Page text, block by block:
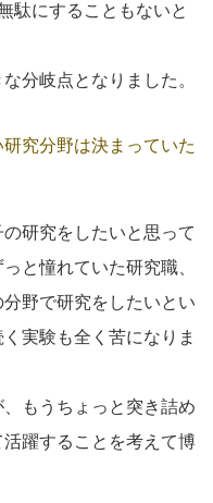
駄にすることもないと
分岐点となりました。
究分野は決まっていた
研究をしたいと思って
と憧れていた研究職、
野で研究をしたいとい
実験も全く苦になりま
もうちょっと突き詰め
躍することを考えて博